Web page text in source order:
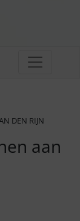
DEN RIJN
aan